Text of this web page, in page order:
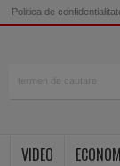
Politica de
VIDEO